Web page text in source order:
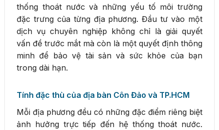
thống thoát nước và những yếu tố môi trường
đặc trưng của từng địa phương. Đầu tư vào một
dịch vụ chuyên nghiệp không chỉ là giải quyết
vấn đề trước mắt mà còn là một quyết định thông
minh để bảo vệ tài sản và sức khỏe của bạn
trong dài hạn.
Tính đặc thù của địa bàn Côn Đảo và TP.HCM
Mỗi địa phương đều có những đặc điểm riêng biệt
ảnh hưởng trực tiếp đến hệ thống thoát nước.